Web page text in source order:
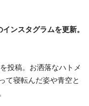
ンスタグラムを更新。
投稿。お洒落なハトメ
て寝転んだ姿や青空と